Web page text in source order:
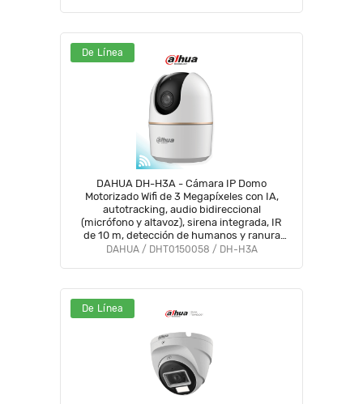
De Línea
DAHUA DH-H3A - Cámara IP Domo
Motorizado Wifi de 3 Megapíxeles con IA,
autotracking, audio bidireccional
(micrófono y altavoz), sirena integrada, IR
de 10 m, detección de humanos y ranura
MicroSD #WiFiDahua #ANIVDICW
DAHUA / DHT0150058 / DH-H3A
De Línea